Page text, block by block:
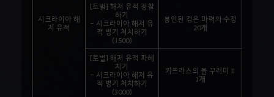
시크라이아 해
저 유적
[토벌] 해저 유적 정찰
하기
- 시크라이아 해저 유
적 병기 처치하기
(1500)
봉인된 검은 마력의 수정
20개
[토벌] 해저 유적 파헤
치기
- 시크라이아 해저 유
적 병기 처치하기
(3000)
카프라스의 돌 꾸러미 II
1개